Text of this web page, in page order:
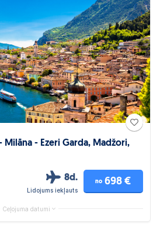
Milāna - Ezeri Garda, Madžori,
8d.
Lidojums iekļauts
no 698 €
Ceļojuma datumi